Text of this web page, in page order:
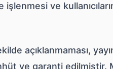
ve
açıklanmaması,
ve garanti edilmiştir.